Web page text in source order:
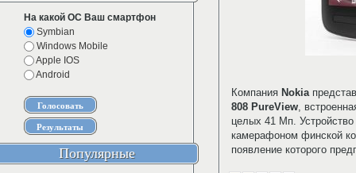
Компания Nokia
808 PureView,
целых 41 Мп.
камерафоном финской
появление которого
На какой ОС Ваш смартфон
Symbian
Windows Mobile
Apple IOS
Android
Популярные